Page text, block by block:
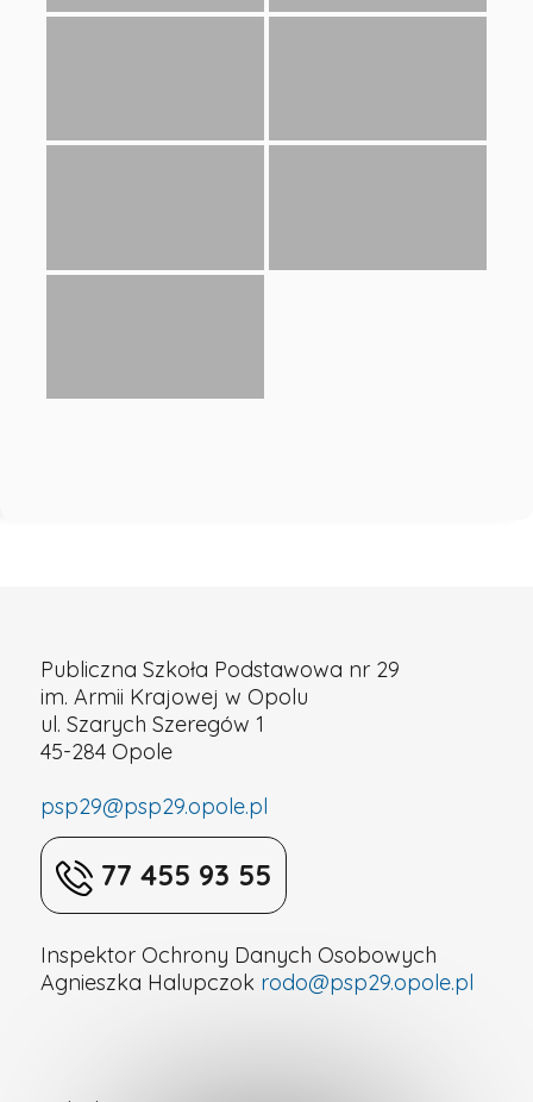
Publiczna Szkoła Podstawowa nr 29
im. Armii Krajowej w Opolu
ul. Szarych Szeregów 1
45-284 Opole
psp29@psp29.opole.pl
77 455 93 55
Inspektor Ochrony Danych Osobowych
Agnieszka Halupczok rodo@psp29.opole.pl